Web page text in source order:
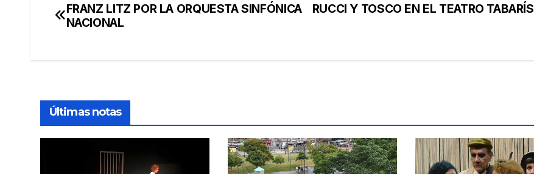
Navegación
RUCCI Y TOSCO EN EL TEATRO TABARÍS
FRANZ LITZ POR LA ORQUESTA SINFÓNICA
NACIONAL
Últimas notas